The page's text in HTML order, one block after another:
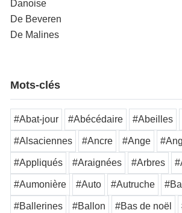
Danoise
De Beveren
De Malines
Mots-clés
#Abat-jour #Abécédaire #Abeilles
#Alsaciennes #Ancre #Ange
#Appliqués #Araignées #Arbres
#Aumonière #Auto #Autruche
#Ballerines #Ballon #Bas de noël